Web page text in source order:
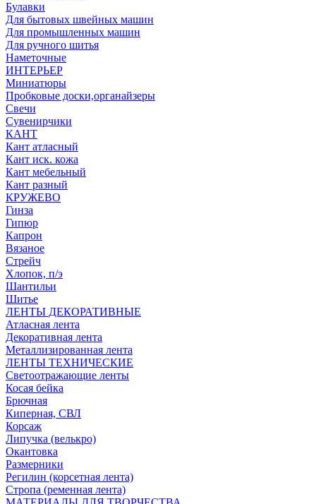
Булавки
Для бытовых швейных машин
Для промышленных машин
Для ручного шитья
Наметочные
ИНТЕРЬЕР
Миниатюры
Пробковые доски,органайзеры
Свечи
Сувенирчики
КАНТ
Кант атласный
Кант иск. кожа
Кант мебельный
Кант разный
КРУЖЕВО
Гинза
Гипюр
Капрон
Вязаное
Стрейч
Хлопок, п/э
Шантильи
Шитье
ЛЕНТЫ ДЕКОРАТИВНЫЕ
Атласная лента
Декоративная лента
Металлизированная лента
ЛЕНТЫ ТЕХНИЧЕСКИЕ
Светоотражающие ленты
Косая бейка
Брючная
Киперная, СВЛ
Корсаж
Липучка (велькро)
Окантовка
Размерники
Регилин (корсетная лента)
Стропа (ременная лента)